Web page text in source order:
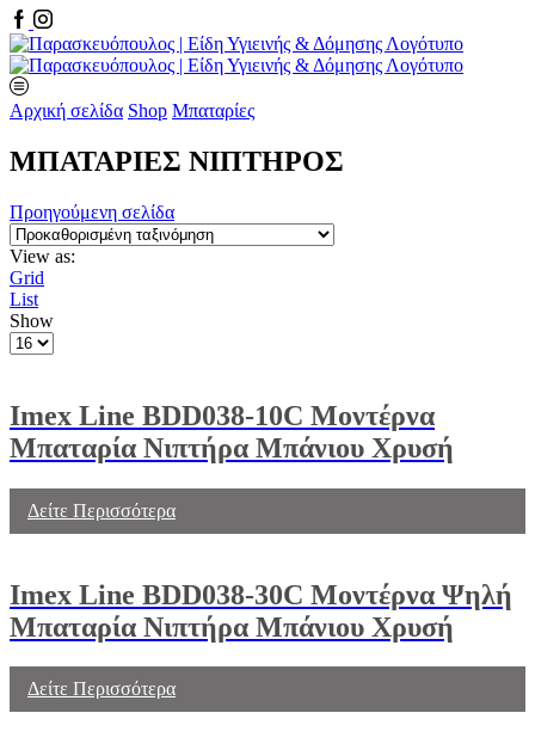
Facebook
Instagram
Αρχική σελίδα Shop Μπαταρίες
ΜΠΑΤΑΡΙΕΣ ΝΙΠΤΗΡΟΣ
Προηγούμενη σελίδα
View as:
Grid
List
Show
Products
Imex Line BDD038-10C Μοντέρνα
Μπαταρία Νιπτήρα Μπάνιου Χρυσή
Δείτε Περισσότερα
Imex Line BDD038-30C Μοντέρνα Ψηλή
Μπαταρία Νιπτήρα Μπάνιου Χρυσή
Δείτε Περισσότερα